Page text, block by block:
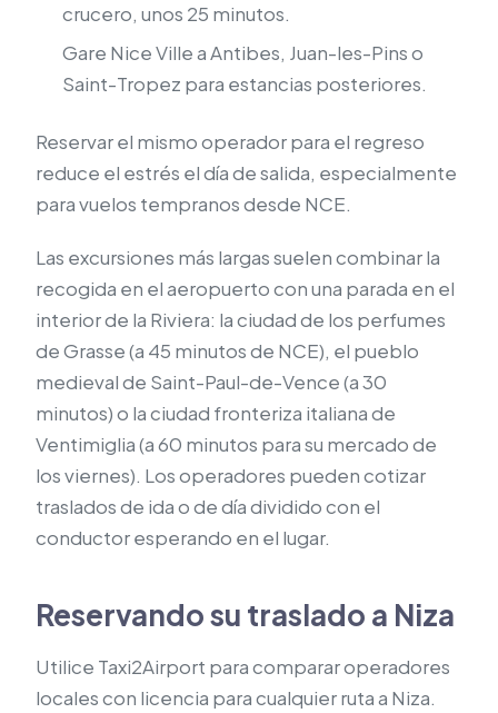
crucero, unos 25 minutos.
Gare Nice Ville a Antibes, Juan-les-Pins o
Saint-Tropez para estancias posteriores.
Reservar el mismo operador para el regreso
reduce el estrés el día de salida, especialmente
para vuelos tempranos desde NCE.
Las excursiones más largas suelen combinar la
recogida en el aeropuerto con una parada en el
interior de la Riviera: la ciudad de los perfumes
de Grasse (a 45 minutos de NCE), el pueblo
medieval de Saint-Paul-de-Vence (a 30
minutos) o la ciudad fronteriza italiana de
Ventimiglia (a 60 minutos para su mercado de
los viernes). Los operadores pueden cotizar
traslados de ida o de día dividido con el
conductor esperando en el lugar.
Reservando su traslado a Niza
Utilice Taxi2Airport para comparar operadores
locales con licencia para cualquier ruta a Niza.